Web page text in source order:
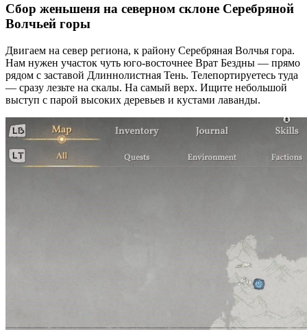
Сбор женьшеня на северном склоне Серебряной
Волчьей горы
Двигаем на север региона, к району Серебряная Волчья гора.
Нам нужен участок чуть юго-восточнее Врат Бездны — прямо
рядом с заставой Длиннолистная Тень. Телепортируетесь туда
— сразу лезьте на скалы. На самый верх. Ищите небольшой
выступ с парой высоких деревьев и кустами лаванды.